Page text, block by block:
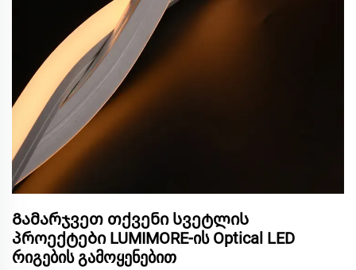
Გამარჯვეთ თქვენი სვეტლის
პროექტები LUMIMORE-ის Optical LED
რიგების გამოყენებით